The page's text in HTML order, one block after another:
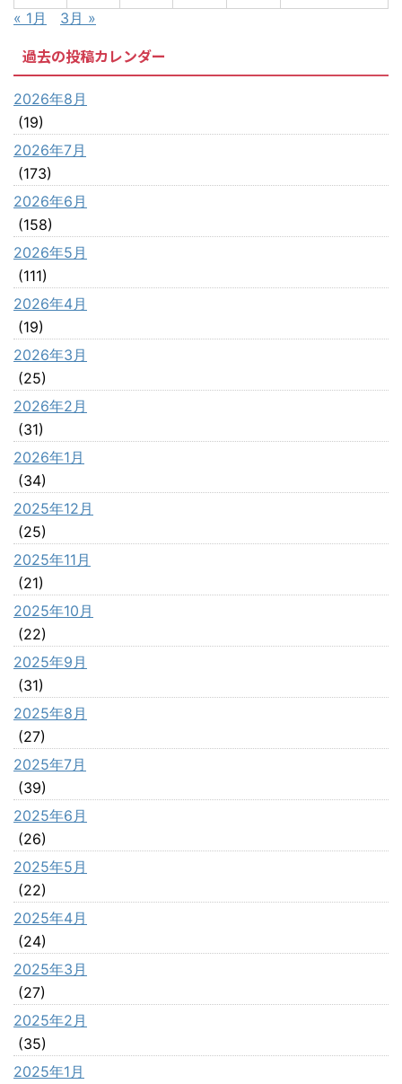
« 1月
3月 »
過去の投稿カレンダー
2026年8月
(19)
2026年7月
(173)
2026年6月
(158)
2026年5月
(111)
2026年4月
(19)
2026年3月
(25)
2026年2月
(31)
2026年1月
(34)
2025年12月
(25)
2025年11月
(21)
2025年10月
(22)
2025年9月
(31)
2025年8月
(27)
2025年7月
(39)
2025年6月
(26)
2025年5月
(22)
2025年4月
(24)
2025年3月
(27)
2025年2月
(35)
2025年1月